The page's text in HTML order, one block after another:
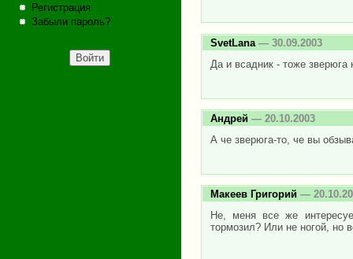
Регистрация
Забыли пароль?
SvetLana — 30.09.2003
Да и всадник - тоже зверюга
Андрей — 20.10.2003
А че зверюга-то, че вы
Макеев Григорий —
Не, меня все же
тормозил? Или не ногой, но